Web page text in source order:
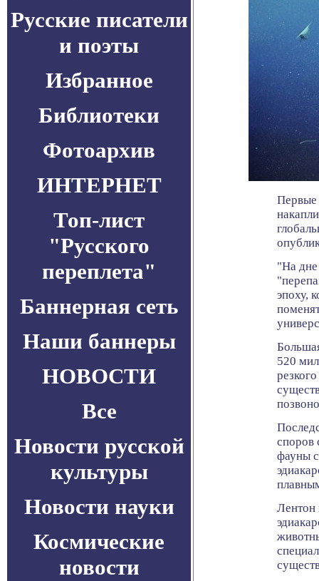
Русские писатели
и поэты
Избранное
Библиотеки
Фотоархив
ИНТЕРНЕТ
Топ-лист
"Русского
переплета"
Баннерная сеть
Наши баннеры
НОВОСТИ
Все
Новости русской
культуры
Новости науки
Космические
новости
Первые
"На дне
эпоху,
520
споров
фауны
Лентон